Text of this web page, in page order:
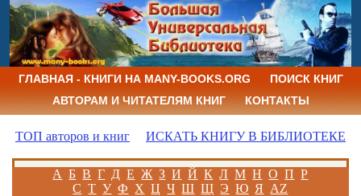
ГЛАВНАЯ - КНИГИ НА MANY-BOOKS.ORG
ПОИСК КНИГ
АВТОРАМ И ЧИТАТЕЛЯМ КНИГ
КОНТАКТЫ
ТОП авторов и книг ИСКАТЬ КНИГУ В БИБЛИОТЕКЕ
А Б В Г Д Е Ж З И Й К Л М Н О П Р
С Т У Ф Х Ц Ч Ш Щ Э Ю Я AZ